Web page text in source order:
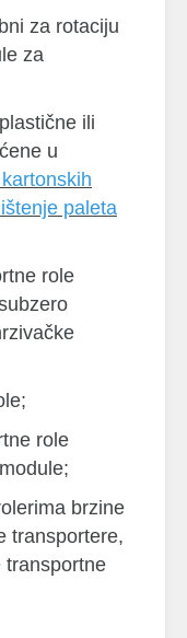
za rotaciju
za
ili
u
paleta
role
role
brzine
transportere,
transportne